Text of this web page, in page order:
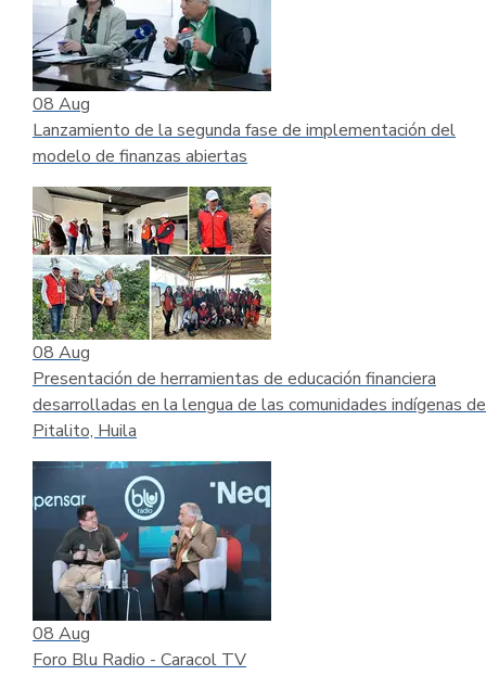
08 Aug
Lanzamiento de la segunda fase de implementación del
modelo de finanzas abiertas
08 Aug
Presentación de herramientas de educación financiera
desarrolladas en la lengua de las comunidades indígenas de
Pitalito, Huila
08 Aug
Foro Blu Radio - Caracol TV